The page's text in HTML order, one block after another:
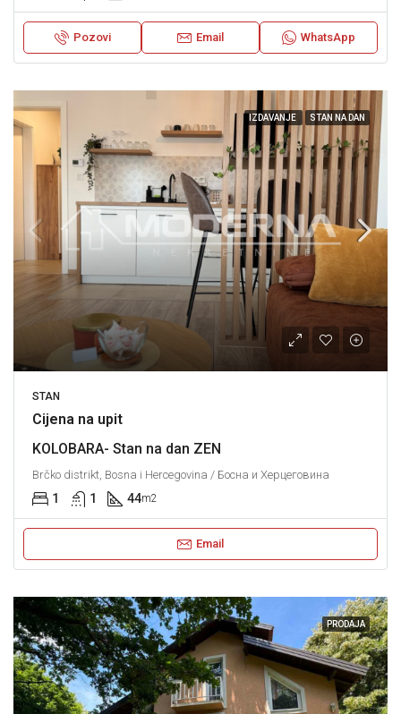
Pozovi Email WhatsApp
IZDAVANJE STAN NA DAN
STAN
Cijena na upit
KOLOBARA- Stan na dan ZEN
Brčko distrikt, Bosna i Hercegovina / Босна и Херцеговина
1 1 44m2
Email
PRODAJA